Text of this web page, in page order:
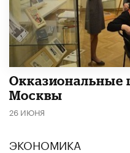
Москвы
26 ИЮНЯ
ЭКОНОМИКА